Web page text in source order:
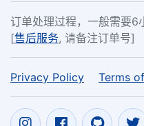
订单处理过程，一般需要6
[售后服务, 请备注订单号]
Privacy Policy Terms